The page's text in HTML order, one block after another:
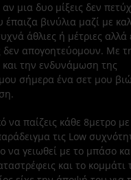
μια δυο μίξεις δεν
βινύλια μαζί με
άθλιες ή μέτριες αλλά
δεν απογοητεύομουν. Με
την ενδυνάμωση της
σήμερα ένα σετ μου
να παίζεις κάθε 8μετρο
τις Low
να γειωθεί με το μπάσο
και το κομμάτι